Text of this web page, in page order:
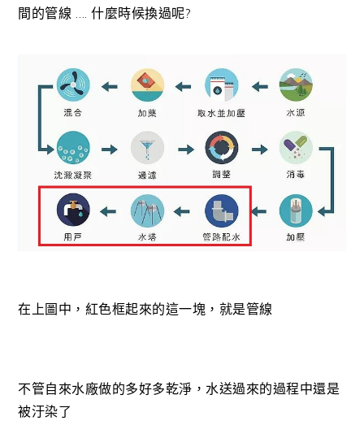
間的管線 …. 什麼時候換過呢?
在上圖中，紅色框起來的這一塊，就是管線
不管自來水廠做的多好多乾淨，水送過來的過程中還是
被汙染了